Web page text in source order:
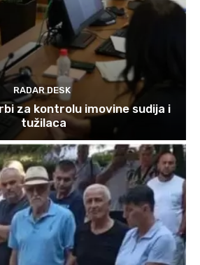
RADAR DESK
za kontrolu imovine sudija i
tužilaca